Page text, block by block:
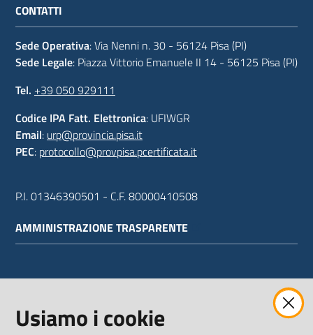
CONTATTI
Sede Operativa: Via Nenni n. 30 - 56124 Pisa (PI)
Sede Legale: Piazza Vittorio Emanuele II 14 - 56125 Pisa (PI)
Tel. +39 050 929111
Codice IPA Fatt. Elettronica: UFIWGR
Email: urp@provincia.pisa.it
PEC: protocollo@provpisa.pcertificata.it
P.I. 01346390501 - C.F. 80000410508
AMMINISTRAZIONE TRASPARENTE
Usiamo i cookie